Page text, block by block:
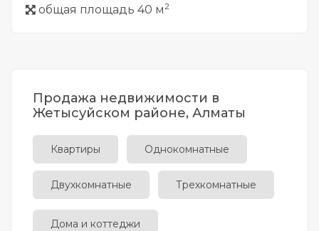
общая площадь 40 м2
Продажа недвижимости в
Жетысуйском районе, Алматы
Квартиры Однокомнатные
Двухкомнатные Трехкомнатные
Дома и коттеджи